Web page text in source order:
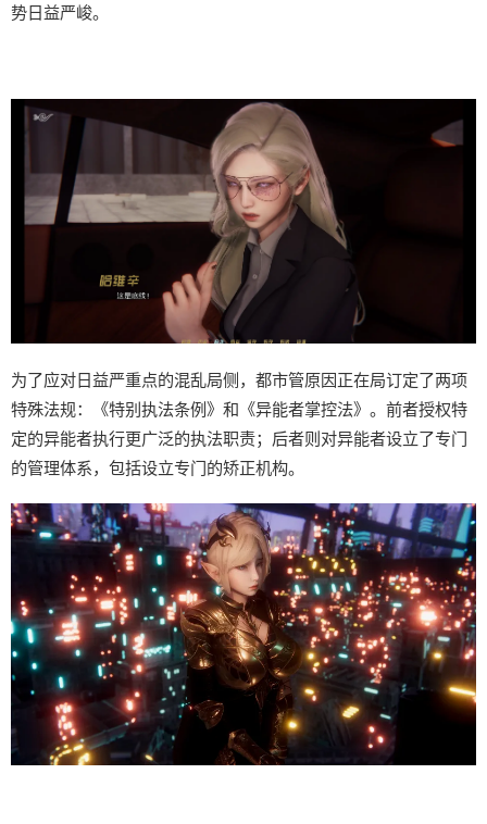
势日益严峻。
为了应对日益严重点的混乱局侧，都市管原因正在局订定了两项
特殊法规：《特别执法条例》和《异能者掌控法》。前者授权特
定的异能者执行更广泛的执法职责；后者则对异能者设立了专门
的管理体系，包括设立专门的矫正机构。